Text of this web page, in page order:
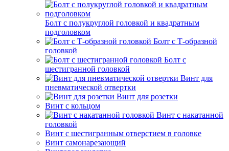
Болт с полукруглой головкой и квадратным
подголовком
Болт с Т-образной
головкой
Болт с
шестигранной головкой
Винт для
пневматической отвертки
Винт для розетки
Винт с кольцом
Винт с накатанной
головкой
Винт с шестигранным отверстием в головке
Винт самонарезающий